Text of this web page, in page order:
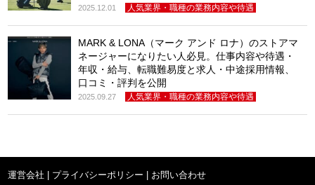
2025.12.01 人気業界・職種の業務内容や待遇
MARK & LONA（マーク アンド ロナ）のストアマ
ネージャーになりたい人必見。仕事内容や待遇・
年収・給与、転職難易度と求人・中途採用情報、
口コミ・評判を公開
2025.09.27 人気業界・職種の業務内容や待遇
運営会社 プライバシーポリシー お問い合わせ